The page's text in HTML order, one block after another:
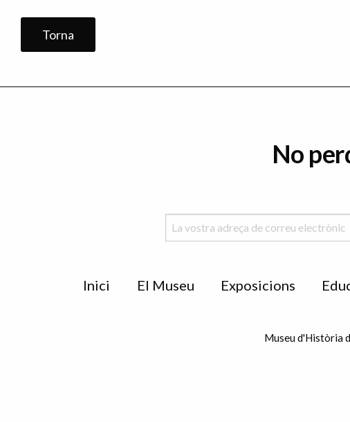
Torna
No
Inici El Museu Exposicions
Museu d'Història